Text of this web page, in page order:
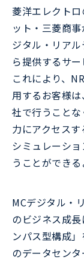
菱洋エレクト
ット・三菱商
ジタル・リア
ら提供するサー
これにより、
用するお客様
社で行うこと
力にアクセス
シミュレーシ
うことができる
MCデジタル・
のビジネス成
ンパス型構成
のデータセンタ